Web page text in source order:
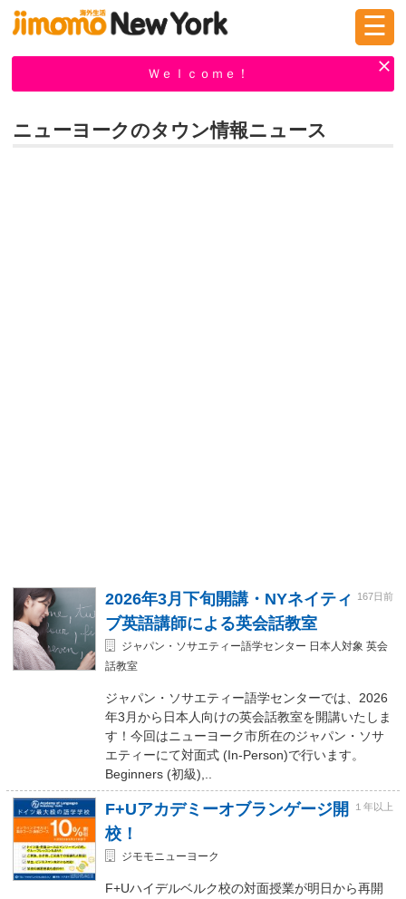
☰
Ｗｅｌｃｏｍｅ！
ニューヨークのタウン情報ニュース
2026年3月下旬開講・NYネイティ
ブ英語講師による英会話教室
167日前
ジャパン・ソサエティー語学センター 日本人対象 英会
話教室
ジャパン・ソサエティー語学センターでは、2026
年3月から日本人向けの英会話教室を開講いたしま
す！今回はニューヨーク市所在のジャパン・ソサ
エティーにて対面式 (In-Person)で行います。
Beginners (初級),..
F+Uアカデミーオブランゲージ開
校！
１年以上
ジモモニューヨーク
F+Uハイデルベルク校の対面授業が明日から再開